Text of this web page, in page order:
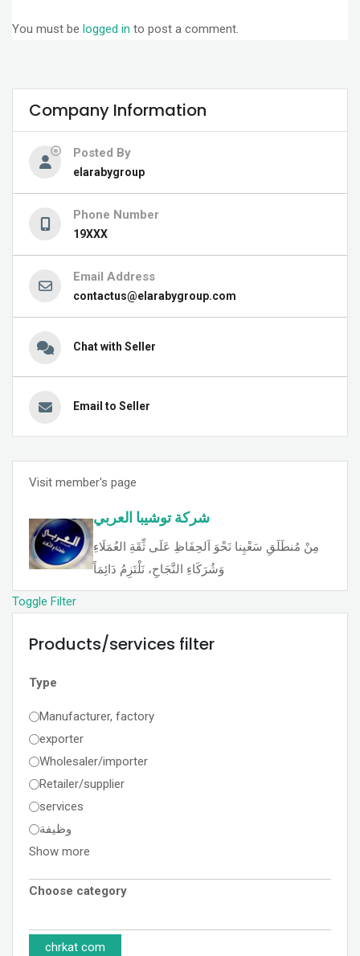
You must be logged in to post a comment.
Company Information
Posted By
elarabygroup
Phone Number
19XXX
Email Address
contactus@elarabygroup.com
Chat with Seller
Email to Seller
Visit member's page
شركة توشيبا العربي
مِنْ مُنطَلَقِ سَعْيِنا نَحْوَ اَلحِفَاظِ عَلَى ثِّقَةِ العُمَلَاءِ
وَشُرَكَاءِ النَّجَاحِ، نَلْتَزِمُ دَائِمَاً
Toggle Filter
Products/services filter
Type
Manufacturer, factory
exporter
Wholesaler/importer
Retailer/supplier
services
وظيفة
Show more
Choose category
chrkat com